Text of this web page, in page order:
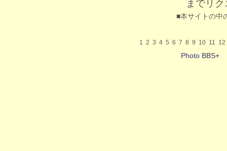
までリ
■本サイトの中
1 2 3 4 5 6 7 8 9 10 11 12
Photo BBS+